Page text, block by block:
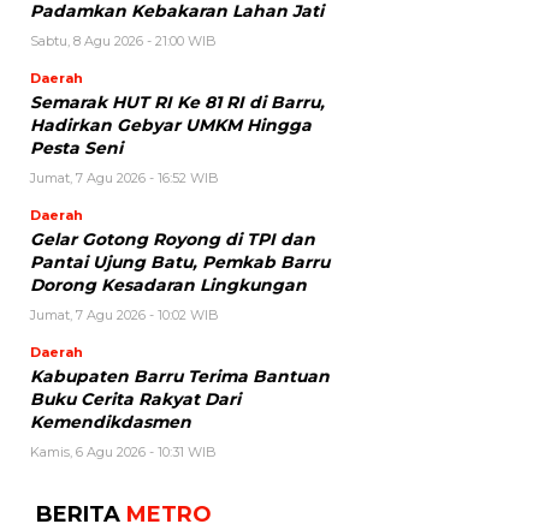
Padamkan Kebakaran Lahan Jati
Sabtu, 8 Agu 2026 - 21:00 WIB
Daerah
Semarak HUT RI Ke 81 RI di Barru,
Hadirkan Gebyar UMKM Hingga
Pesta Seni
Jumat, 7 Agu 2026 - 16:52 WIB
Daerah
Gelar Gotong Royong di TPI dan
Pantai Ujung Batu, Pemkab Barru
Dorong Kesadaran Lingkungan
Jumat, 7 Agu 2026 - 10:02 WIB
Daerah
Kabupaten Barru Terima Bantuan
Buku Cerita Rakyat Dari
Kemendikdasmen
Kamis, 6 Agu 2026 - 10:31 WIB
BERITA METRO